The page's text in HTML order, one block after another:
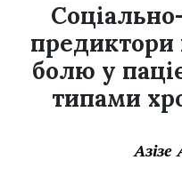
предиктори
болю у
типами
Азізе